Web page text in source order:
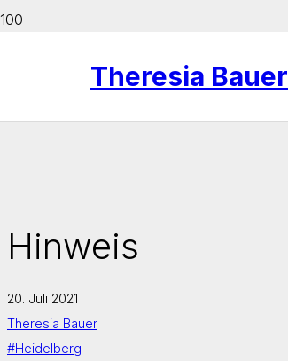
Theresia Bauer
Hinweis
20. Juli 2021
Theresia Bauer
#Heidelberg